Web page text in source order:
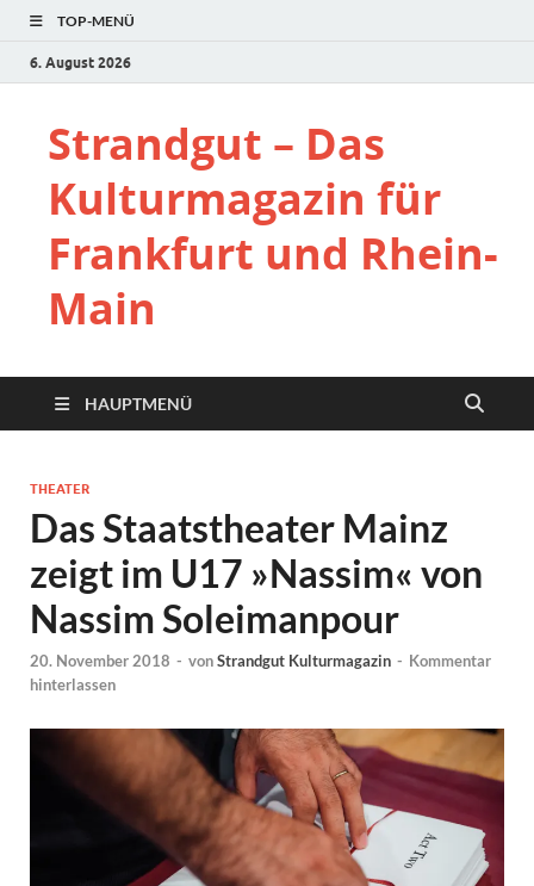
TOP-MENÜ
6. August 2026
Strandgut – Das
Kulturmagazin für
Frankfurt und Rhein-
Main
HAUPTMENÜ
THEATER
Das Staatstheater Mainz
zeigt im U17 »Nassim« von
Nassim Soleimanpour
20. November 2018 - vonStrandgut Kulturmagazin - Kommentar
hinterlassen